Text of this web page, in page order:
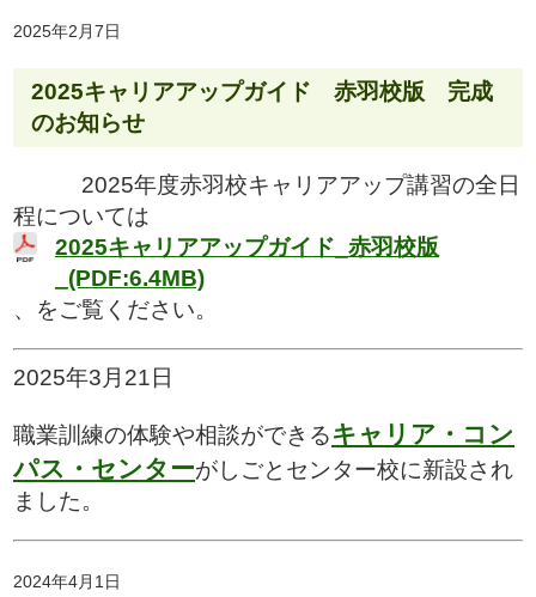
2025年2月7日
2025キャリアアップガイド 赤羽校版 完成
のお知らせ
2025年度赤羽校キャリアアップ講習の全日
程については
2025キャリアアップガイド_赤羽校版
_(PDF:6.4MB)
、をご覧ください。
2025年3月21日
職業訓練の体験や相談ができるキャリア・コン
パス・センターがしごとセンター校に新設され
ました。
2024年4月1日